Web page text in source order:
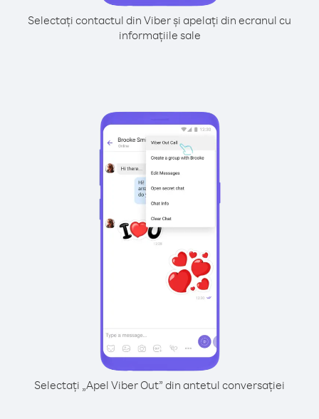
Selectați contactul din Viber și apelați din ecranul cu
informațiile sale
Selectați „Apel Viber Out” din antetul conversației